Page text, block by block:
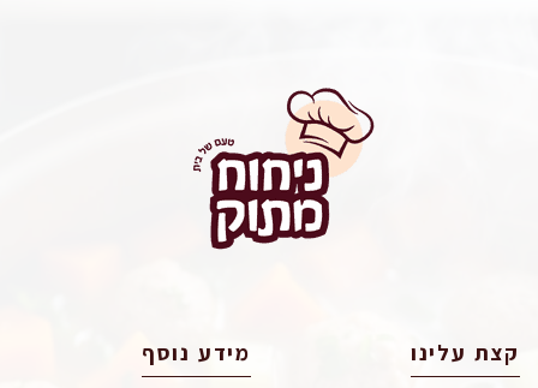
קצת עלינו מידע נוסף